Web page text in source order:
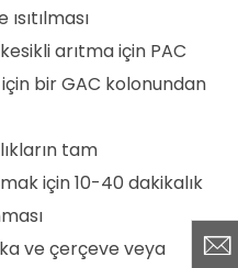
arıtma için PAC
bir GAC kolonundan
tam
için 10-40 dakikalık
ve çerçeve veya